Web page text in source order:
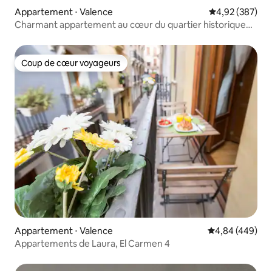
Appartement ⋅ Valence Évaluation
4,92 (387)
Charmant appartement au cœur du quartier historique
Coup de cœur voyageurs
Coup de cœur voyageurs
Appartement ⋅ Valence Évaluation
4,84 (449)
Appartements de Laura, El Carmen 4